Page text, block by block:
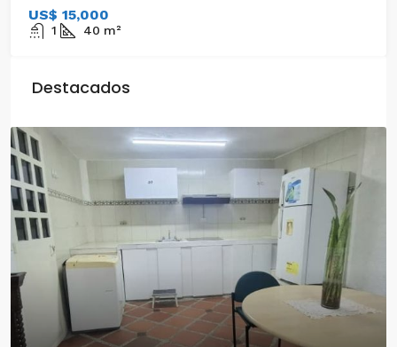
US$ 15,000
1 40 m²
Destacados